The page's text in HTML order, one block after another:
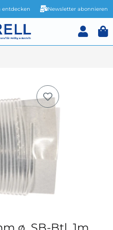
entdecken Newsletter abonnieren